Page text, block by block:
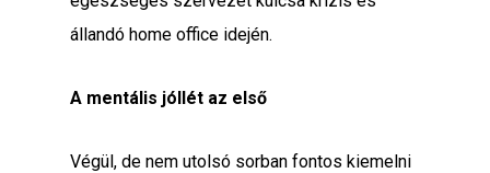
állandó home office idején.
A mentális jóllét az első
Végül, de nem utolsó sorban fontos kiemelni